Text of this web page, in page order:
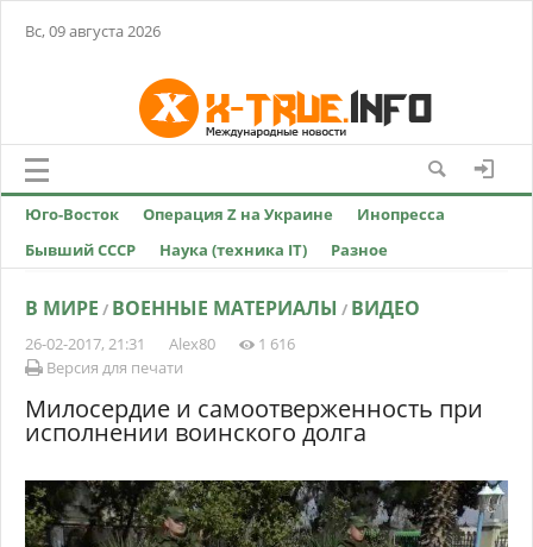
Вс, 09 августа 2026
Юго-Восток Операция Z на Украине
Инопресса
Бывший СССР
Наука (техника IT) Разное
В МИРЕ / ВОЕННЫЕ МАТЕРИАЛЫ / ВИДЕО
26-02-2017, 21:31 Alex80
1 616
Версия для печати
Милосердие и самоотверженность при
исполнении воинского долга